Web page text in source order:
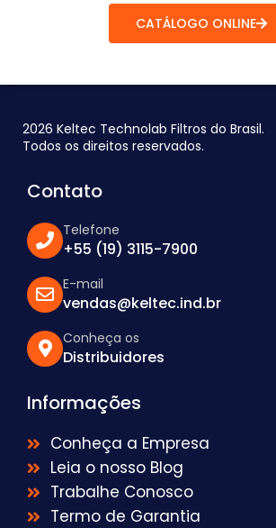
CATÁLOGO ONLINE
2026 Keltec Technolab Filtros do Brasil.
Todos os direitos reservados.
Contato
Telefone
+55 (19) 3115-7900
E-mail
vendas@keltec.ind.br
Conheça os
Distribuidores
Informações
Conheça a Empresa
Leia o nosso Blog
Trabalhe Conosco
Termo de Garantia